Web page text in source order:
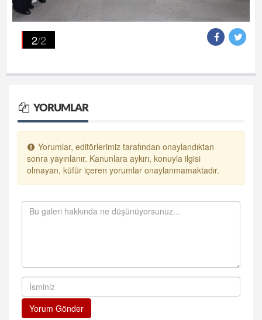
2/2
YORUMLAR
Yorumlar, editörlerimiz tarafından onaylandıktan
sonra yayınlanır. Kanunlara aykırı, konuyla ilgisi
olmayan, küfür içeren yorumlar onaylanmamaktadır.
Yorum Gönder